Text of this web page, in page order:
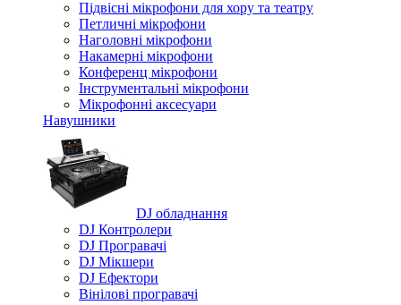
Підвісні мікрофони для хору та театру
Петличні мікрофони
Наголовні мікрофони
Накамерні мікрофони
Конференц мікрофони
Iнструментальні мікрофони
Мікрофонні аксесуари
Навушники
DJ обладнання
DJ Контролери
DJ Програвачі
DJ Мікшери
DJ Ефектори
Вінілові програвачі